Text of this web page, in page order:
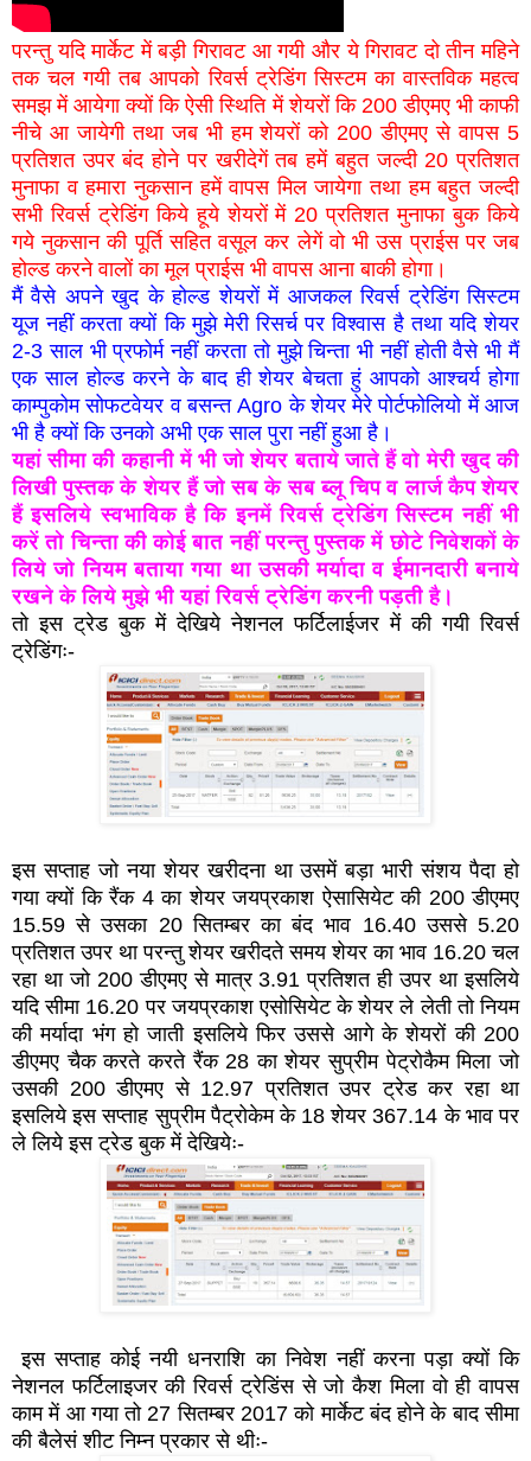
परन्तु यदि मार्केट में बड़ी गिरावट आ गयी और ये गिरावट दो तीन महिने
तक चल गयी तब आपको रिवर्स ट्रेडिंग सिस्टम का वास्तविक महत्व
समझ में आयेगा क्यों कि ऐसी स्थिति में शेयरों कि 200 डीएमए भी काफी
नीचे आ जायेगी तथा जब भी हम शेयरों को 200 डीएमए से वापस 5
प्रतिशत उपर बंद होने पर खरीदेगें तब हमें बहुत जल्दी 20 प्रतिशत
मुनाफा व हमारा नुकसान हमें वापस मिल जायेगा तथा हम बहुत जल्दी
सभी रिवर्स ट्रेडिंग किये हूये शेयरों में 20 प्रतिशत मुनाफा बुक किये
गये नुकसान की पूर्ति सहित वसूल कर लेगें वो भी उस प्राईस पर जब
होल्ड करने वालों का मूल प्राईस भी वापस आना बाकी होगा।
मैं वैसे अपने खुद के होल्ड शेयरों में आजकल रिवर्स ट्रेडिंग सिस्टम
यूज नहीं करता क्यों कि मुझे मेरी रिसर्च पर विश्वास है तथा यदि शेयर
2-3 साल भी प्रफोर्म नहीं करता तो मुझे चिन्ता भी नहीं होती वैसे भी मैं
एक साल होल्ड करने के बाद ही शेयर बेचता हुं आपको आश्चर्य होगा
काम्पुकोम सोफटवेयर व बसन्त Agro के शेयर मेरे पोर्टफोलियो में आज
भी है क्यों कि उनको अभी एक साल पुरा नहीं हुआ है।
यहां सीमा की कहानी में भी जो शेयर बताये जाते हैं वो मेरी खुद की
लिखी पुस्तक के शेयर हैं जो सब के सब ब्लू चिप व लार्ज कैप शेयर
हैं इसलिये स्वभाविक है कि इनमें रिवर्स ट्रेडिंग सिस्टम नहीं भी
करें तो चिन्ता की कोई बात नहीं परन्तु पुस्तक में छोटे निवेशकों के
लिये जो नियम बताया गया था उसकी मर्यादा व ईमानदारी बनाये
रखने के लिये मुझे भी यहां रिवर्स ट्रेडिंग करनी पड़ती है।
तो इस ट्रेड बुक में देखिये नेशनल फर्टिलाईजर में की गयी रिवर्स
ट्रेडिंगः-
इस सप्ताह जो नया शेयर खरीदना था उसमें बड़ा भारी संशय पैदा हो
गया क्यों कि रैंक 4 का शेयर जयप्रकाश ऐसासियेट की 200 डीएमए
15.59 से उसका 20 सितम्बर का बंद भाव 16.40 उससे 5.20
प्रतिशत उपर था परन्तु शेयर खरीदते समय शेयर का भाव 16.20 चल
रहा था जो 200 डीएमए से मात्र 3.91 प्रतिशत ही उपर था इसलिये
यदि सीमा 16.20 पर जयप्रकाश एसोसियेट के शेयर ले लेती तो नियम
की मर्यादा भंग हो जाती इसलिये फिर उससे आगे के शेयरों की 200
डीएमए चैक करते करते रैंक 28 का शेयर सुप्रीम पेट्रोकैम मिला जो
उसकी 200 डीएमए से 12.97 प्रतिशत उपर ट्रेड कर रहा था
इसलिये इस सप्ताह सुप्रीम पैट्रोकेम के 18 शेयर 367.14 के भाव पर
ले लिये इस ट्रेड बुक में देखियेः-
इस सप्ताह कोई नयी धनराशि का निवेश नहीं करना पड़ा क्यों कि
नेशनल फर्टिलाइजर की रिवर्स ट्रेडिंस से जो कैश मिला वो ही वापस
काम में आ गया तो 27 सितम्बर 2017 को मार्केट बंद होने के बाद सीमा
की बैलेसं शीट निम्न प्रकार से थीः-